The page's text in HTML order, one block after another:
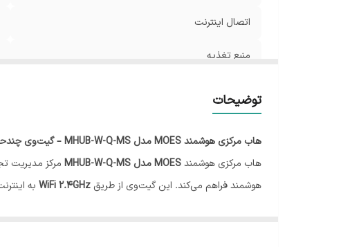
اتصال اینترنت
منبع تغذیه
توضیحات
هاب مرکزی هوشمند MOES مدل MHUB-W-Q-MS – گیت‌وی چندحالته ZigBee + Bluetooth برای خانه هوشمند
هاب مرکزی هوشمندMOES مدل MHUB-W-Q-MS مرکز مدیریت
هوشمند فراهم می‌کند. این گیت‌وی از طریق WiFi 2.4GHz به